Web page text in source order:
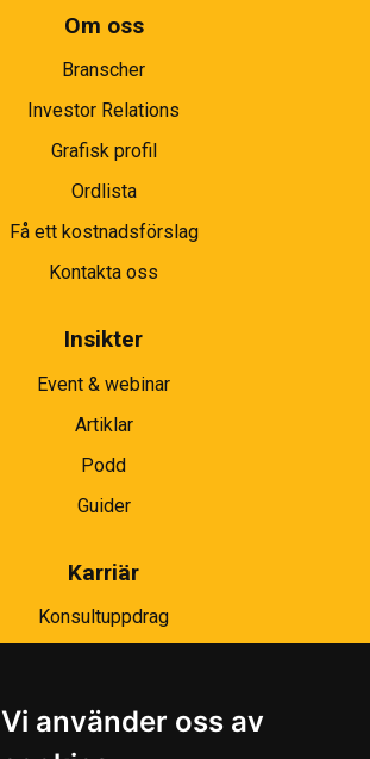
Vi använder oss av
Om oss
Branscher
Investor Relations
Grafisk profil
Ordlista
Få ett kostnadsförslag
Kontakta oss
Insikter
Event & webinar
Artiklar
Podd
Guider
Karriär
Konsultuppdrag
Ramavtal